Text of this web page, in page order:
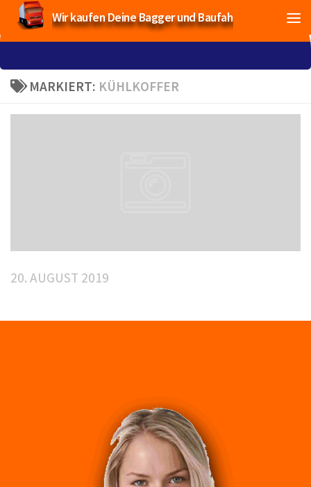
Wir kaufen Deine Bagger und Baufahrzeuge!
MARKIERT: KÜHLKOFFER
20. AUGUST 2019